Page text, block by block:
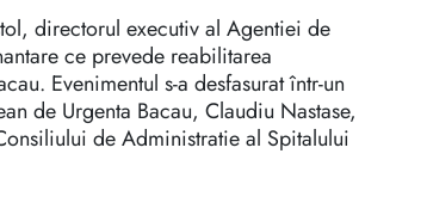
directorul executiv al Agentiei de
ce prevede reabilitarea
Evenimentul s-a desfasurat într-un
de Urgenta Bacau, Claudiu Nastase,
de Administratie al Spitalului